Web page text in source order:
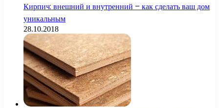
Кирпич: внешний и внутренний – как сделать ваш дом
уникальным
28.10.2018